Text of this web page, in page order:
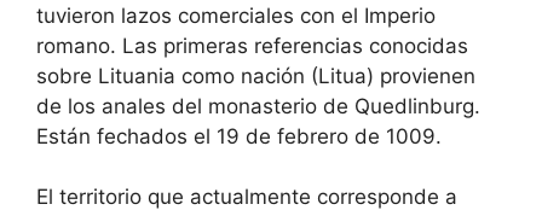
tuvieron lazos comerciales con el Imperio
romano. Las primeras referencias conocidas
sobre Lituania como nación (Litua) provienen
de los anales del monasterio de Quedlinburg.
Están fechados el 19 de febrero de 1009.
El territorio que actualmente corresponde a